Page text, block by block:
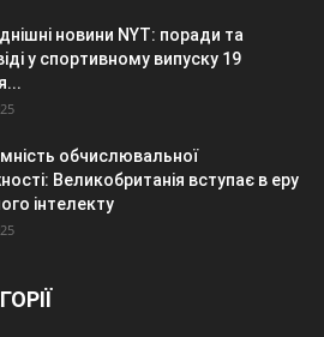
новини NYT: поради та
у спортивному випуску 19
обчислювальної
Великобританія вступає в еру
інтелекту